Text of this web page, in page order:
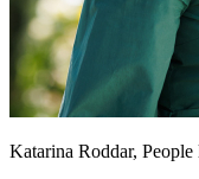
Katarina Roddar,